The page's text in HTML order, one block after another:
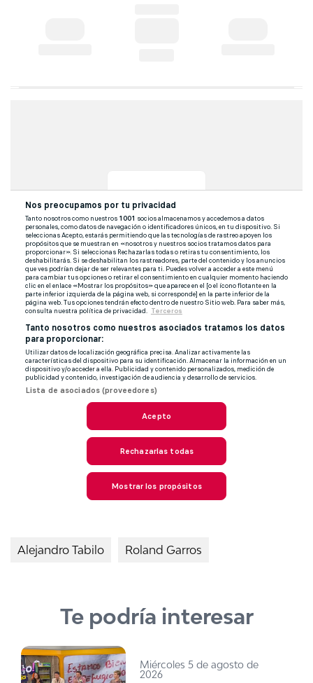
Alejandro Tabilo Roland Garros
Te podría interesar
Miércoles 5 de agosto de
2026